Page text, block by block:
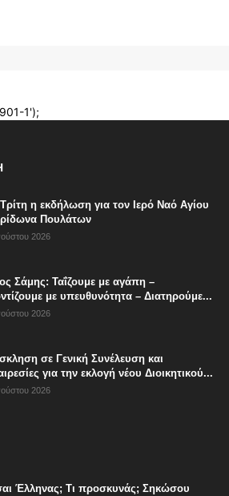
η εκδήλωση για τον Ιερό Ναό Αγίου
Πουλάτων
2026
Σάμης: Ταΐζουμε με αγάπη –
με υπευθυνότητα – Διατηρούμε...
2026
σε Γενική Συνέλευση και
για την εκλογή νέου Διοικητικού...
2026
Έλληνας; Τι προσκυνάς; Σηκώσου